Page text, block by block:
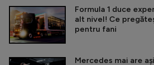
Formula 1 duce
alt nivel! Ce
pentru fani
Mercedes mai are